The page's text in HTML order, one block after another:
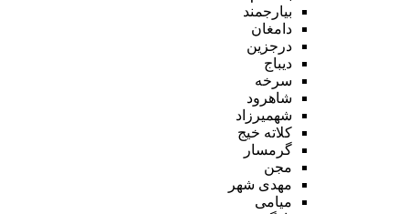
بیارجمند
دامغان
درجزین
دیباج
سرخه
شاهرود
شهمیرزاد
کلاته خیج
گرمسار
مجن
مهدی شهر
میامی